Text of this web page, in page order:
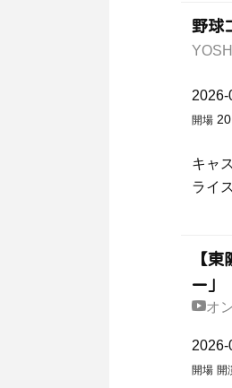
野球
2026-
開場
キャ
ライ
【
ー」
オ
2026-
開場 開